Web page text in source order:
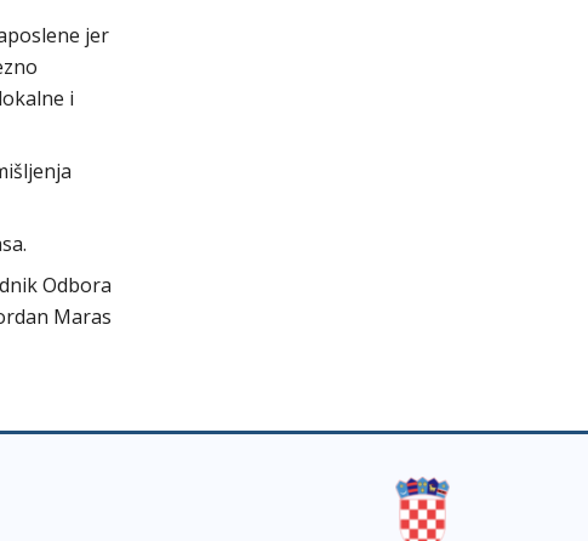
jer
i
Odbora
Maras